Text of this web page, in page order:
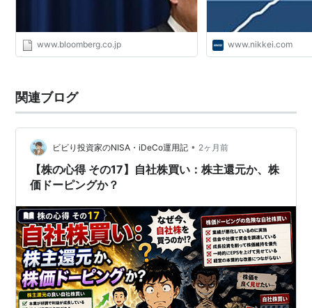
www.bloomberg.co.jp www.nikkei.com
関連ブログ
ビビり投資家のNISA・iDeCo運用記 • 2ヶ月前
【株の心得 その17】自社株買い：株主還元か、株
価ドーピングか？